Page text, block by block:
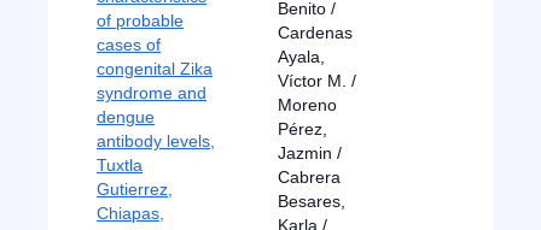
of probable
cases of
congenital Zika
syndrome and
dengue
antibody levels,
Tuxtla
Gutierrez,
Chiapas,
Benito /
Cardenas
Ayala,
Víctor M. /
Moreno
Pérez,
Jazmin /
Cabrera
Besares,
Karla /